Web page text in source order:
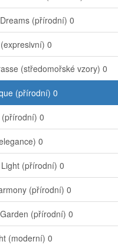
(přírodní) 0
0
(středomořské vzory) 0
(přírodní) 0
(přírodní) 0
0
(přírodní) 0
(přírodní) 0
(přírodní) 0
(moderní) 0